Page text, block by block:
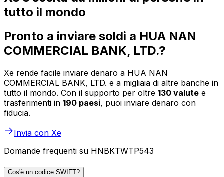
tutto il mondo
Pronto a inviare soldi a HUA NAN
COMMERCIAL BANK, LTD.?
Xe rende facile inviare denaro a HUA NAN
COMMERCIAL BANK, LTD. e a migliaia di altre banche in
tutto il mondo. Con il supporto per oltre 130 valute e
trasferimenti in 190 paesi, puoi inviare denaro con
fiducia.
Invia con Xe
Domande frequenti su HNBKTWTP543
Cos'è un codice SWIFT?